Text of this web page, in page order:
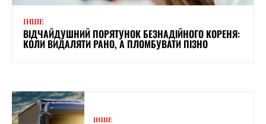
ІНШЕ
ВІДЧАЙДУШНИЙ ПОРЯТУНОК БЕЗНАДІЙНОГО КОРЕНЯ:
КОЛИ ВИДАЛЯТИ РАНО, А ПЛОМБУВАТИ ПІЗНО
ІНШЕ